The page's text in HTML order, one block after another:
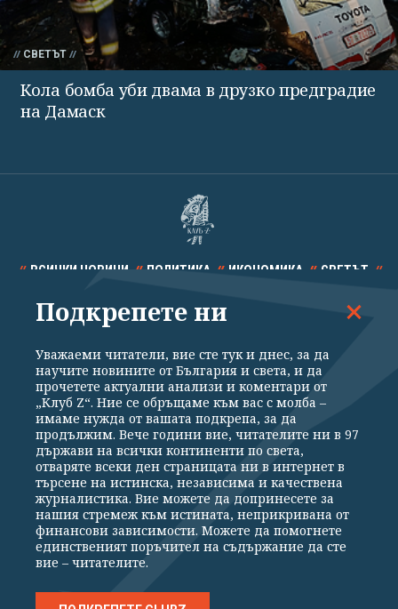
СВЕТЪТ
Кола бомба уби двама в друзко предградие
на Дамаск
ВСИЧКИ НОВИНИ ПОЛИТИКА ИКОНОМИКА СВЕТЪТ
СПОРТ КУЛТУРА ТЕХНОЛОГИИ КАЛЕЙДОСКОП
Общи условия
Политика за поверителност
Реклама
Партньори Контакти
За Клуб Z
Екип
Подкрепете ни
Издател на www.clubz.bg е „Клуб Зебра Медия“ ЕООД, София, ул. "Алеко
Константинов" 3. Всички права запазени 2026 „Клуб Зебра Медия“
Препечатването на материали, снимки и видео от www.clubz.bg без
разрешение ще бъде преследвано по съдебен път, съгласно
Подкрепете ни
Уважаеми читатели, вие сте тук и днес, за да
научите новините от България и света, и да
прочетете актуални анализи и коментари от
„Клуб Z“. Ние се обръщаме към вас с молба –
имаме нужда от вашата подкрепа, за да
продължим. Вече години вие, читателите ни в 97
държави на всички континенти по света,
отваряте всеки ден страницата ни в интернет в
търсене на истинска, независима и качествена
журналистика. Вие можете да допринесете за
нашия стремеж към истината, неприкривана от
финансови зависимости. Можете да помогнете
единственият поръчител на съдържание да сте
вие – читателите.